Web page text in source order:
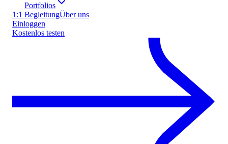
Portfolios
1:1 BegleitungÜber uns
Einloggen
Kostenlos testen